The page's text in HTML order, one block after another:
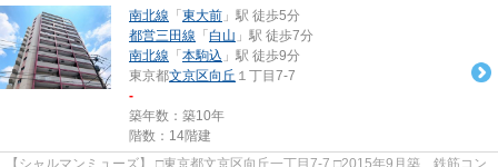
南北線 「 東大前 」駅 徒歩5分
都営三田線 「 白山 」駅 徒歩7分
南北線 「 本駒込 」駅 徒歩9分
東京都文京区向丘 １丁目7-7
-
築年数：築10年
階数：14階建
【シャルマンミューズ】 □東京都文京区向丘一丁目7-7 □2015年9月築 鉄筋コン